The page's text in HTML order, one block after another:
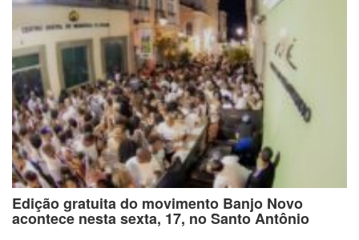
Edição gratuita do movimento Banjo Novo
acontece nesta sexta, 17, no Santo Antônio